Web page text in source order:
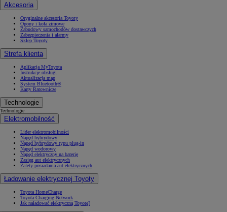
Akcesoria
Oryginalne akcesoria Toyoty
Opony i koła zimowe
Zabudowy samochodów dostawczych
Zabezpieczenia i alarmy
Sklep Toyoty
Strefa klienta
Aplikacja MyToyota
Instrukcje obsługi
Aktualizacja map
System Bluetooth®
Karty Ratownicze
Technologie
Technologie
Elektromobilność
Lider elektromobilności
Napęd hybrydowy
Napęd hybrydowy typu plug-in
Napęd wodorowy
Napęd elektryczny na baterię
Zasięg aut elektrycznych
Zalety posiadania aut elektrycznych
Ładowanie elektrycznej Toyoty
Toyota HomeCharge
Toyota Charging Network
Jak naładować elektryczną Toyotę?